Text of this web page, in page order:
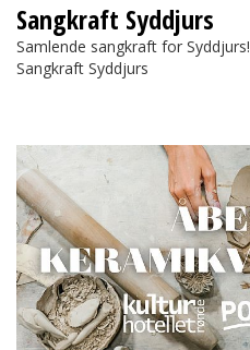
Sangkraft Syddjurs
Samlende sangkraft for Syddjurs!
Sangkraft Syddjurs
Åbent keramikværksted